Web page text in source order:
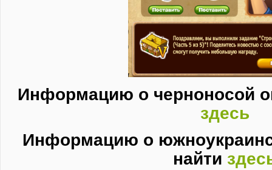
Информацию о черноносой
здесь
Информацию о
найти